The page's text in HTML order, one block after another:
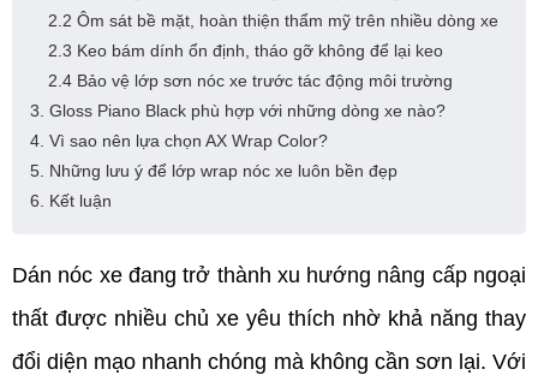
2.2 Ôm sát bề mặt, hoàn thiện thẩm mỹ trên nhiều dòng xe
2.3 Keo bám dính ổn định, tháo gỡ không để lại keo
2.4 Bảo vệ lớp sơn nóc xe trước tác động môi trường
3. Gloss Piano Black phù hợp với những dòng xe nào?
4. Vì sao nên lựa chọn AX Wrap Color?
5. Những lưu ý để lớp wrap nóc xe luôn bền đẹp
6. Kết luận
Dán nóc xe đang trở thành xu hướng nâng cấp ngoại
thất được nhiều chủ xe yêu thích nhờ khả năng thay
đổi diện mạo nhanh chóng mà không cần sơn lại. Với